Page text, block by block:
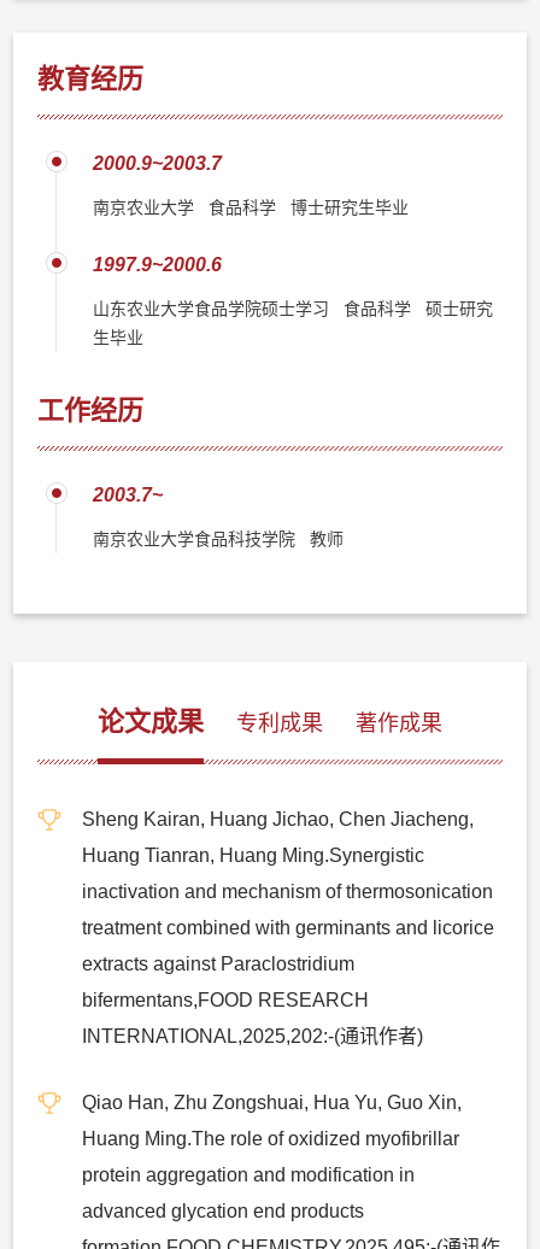
教育经历
2000.9~2003.7
南京农业大学 食品科学 博士研究生毕业
1997.9~2000.6
山东农业大学食品学院硕士学习 食品科学 硕士研究
生毕业
工作经历
2003.7~
南京农业大学食品科技学院 教师
论文成果 专利成果 著作成果
Sheng Kairan, Huang Jichao, Chen Jiacheng,
Huang Tianran, Huang Ming.Synergistic
inactivation and mechanism of thermosonication
treatment combined with germinants and licorice
extracts against Paraclostridium
bifermentans,FOOD RESEARCH
INTERNATIONAL,2025,202:-(通讯作者)
Qiao Han, Zhu Zongshuai, Hua Yu, Guo Xin,
Huang Ming.The role of oxidized myofibrillar
protein aggregation and modification in
advanced glycation end products